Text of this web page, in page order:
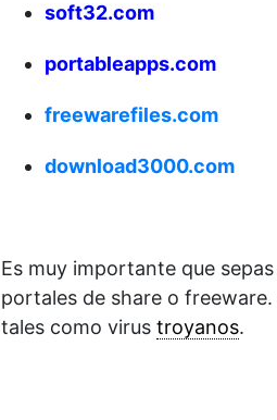
soft32.com
portableapps.com
freewarefiles.com
download3000.com
Es muy importante que
portales de share o
tales como virus troyanos.